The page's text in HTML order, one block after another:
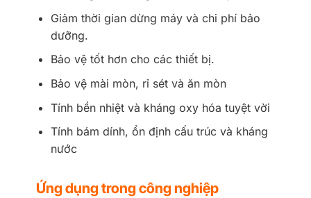
Giảm thời gian dừng máy và chi phí bảo
dưỡng.
Bảo vệ tốt hơn cho các thiết bị.
Bảo vệ mài mòn, rỉ sét và ăn mòn
Tính bền nhiệt và kháng oxy hóa tuyệt vời
Tính bám dính, ổn định cấu trúc và kháng
nước
Ứng dụng trong công nghiệp